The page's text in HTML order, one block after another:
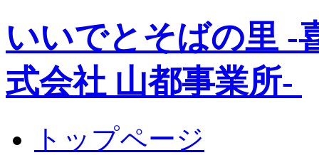
いいでとそばの里 -
式会社 山都事業所-
トップページ